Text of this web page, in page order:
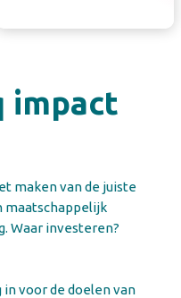
impact
maken van de juiste
maatschappelijk
Waar investeren?
voor de doelen van